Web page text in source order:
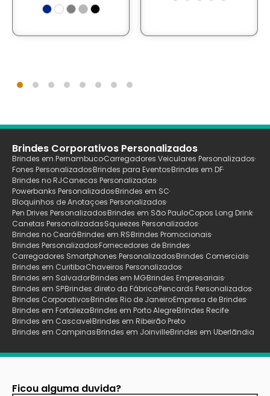
Brindes Corporativos Personalizados
Brindes em PernambucoCarregadores Veiculares Personalizados
Fones PersonalizadosBrindes para EventosBrindes em DF
Brindes no RJCanecas Personalizadas
Powerbanks PersonalizadosBrindes em SC
Bloquinhos de Anotaçoes Personalizados
Pen Drives PersonalizadosBrindes em São PauloCopos Long Drink
Canetas PersonalizadasSqueezes Personalizados
Brindes no CearáBrindes em RSBrindes Promocionais
Brindes PersonalizadosFornecedores de Brindes
Carregadores Smartphones PersonalizadosBrindes Comerciais
Brindes em CuritibaChaveiros Personalizados
Brindes em SalvadorBrindes em MGBrindes Empresariais
Brindes em SPBrindes direto da FábricaPencards Personalizados
Brindes CorporativosBrindes Rio de JaneiroEmpresa de Brindes
Brindes em FortalezaBrindes em Porto AlegreBrindes Recife
Brindes em CascavelBrindes em Ribeirão Preto
Brindes em CampinasBrindes em JoinvilleBrindes em Uberlãndia
Ficou alguma duvida?